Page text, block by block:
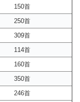
150首
250首
309首
114首
160首
350首
246首